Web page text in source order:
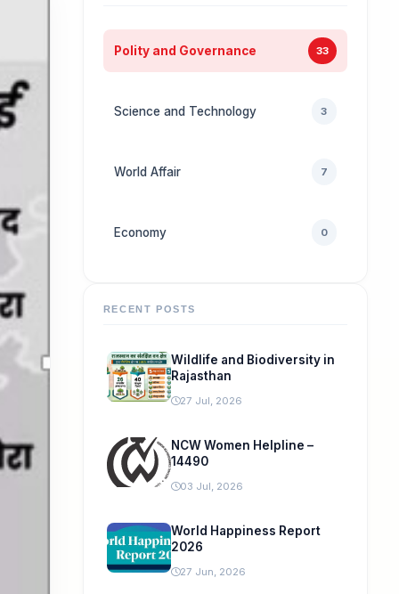
Polity and Governance 33
Science and Technology 3
World Affair 7
Economy 0
RECENT POSTS
Wildlife and Biodiversity in
Rajasthan
27 Jul, 2026
NCW Women Helpline –
14490
03 Jul, 2026
World Happiness Report
2026
27 Jun, 2026